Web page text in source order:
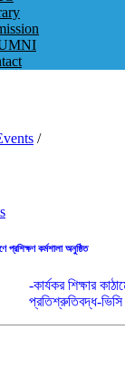
/
প্রশিক্ষণ কর্মশালা অনুষ্ঠিত
-কার্যকর শিক্ষার
প্রতিশ্রুতিবদ্ধ-